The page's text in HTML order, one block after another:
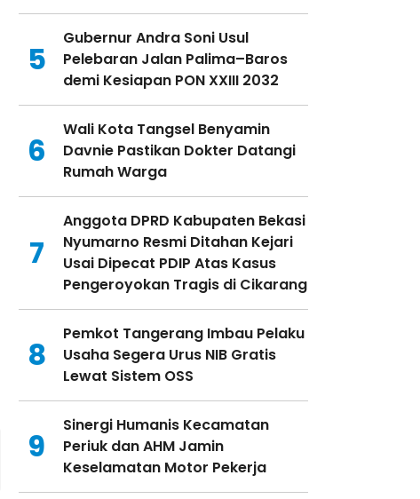
5
Gubernur Andra Soni Usul
Pelebaran Jalan Palima–Baros
demi Kesiapan PON XXIII 2032
6
Wali Kota Tangsel Benyamin
Davnie Pastikan Dokter Datangi
Rumah Warga
7
Anggota DPRD Kabupaten Bekasi
Nyumarno Resmi Ditahan Kejari
Usai Dipecat PDIP Atas Kasus
Pengeroyokan Tragis di Cikarang
8
Pemkot Tangerang Imbau Pelaku
Usaha Segera Urus NIB Gratis
Lewat Sistem OSS
9
Sinergi Humanis Kecamatan
Periuk dan AHM Jamin
Keselamatan Motor Pekerja